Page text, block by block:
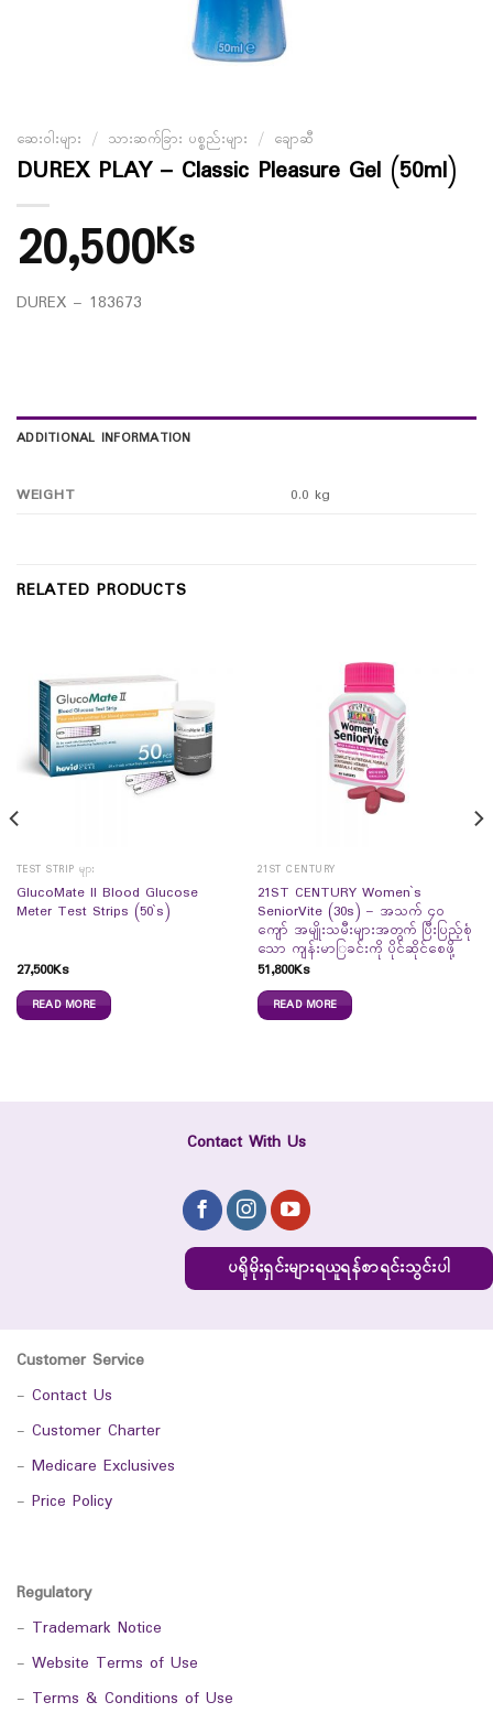
ဆေးဝါးများ / သားဆက်ခြား ပစ္စည်းများ / ချောဆီ
DUREX PLAY – Classic Pleasure Gel (50ml)
20,500Ks
DUREX – 183673
ADDITIONAL INFORMATION
WEIGHT 0.0 kg
RELATED PRODUCTS
TEST STRIP များ
GlucoMate II Blood Glucose
Meter Test Strips (50`s)
27,500Ks
READ MORE
21ST CENTURY
21ST CENTURY Women`s
SeniorVite (30s) – အသက် ၄၀
ကျော် အမျိုးသမီးများအတွက် ပြီးပြည့်စုံ
သော ကျန်းမာြခင်းကို ပိုင်ဆိုင်စေဖို့
51,800Ks
READ MORE
Contact With Us
ပရိုမိုးရှင်းများရယူရန်စာရင်းသွင်းပါ
Customer Service
- Contact Us
- Customer Charter
- Medicare Exclusives
- Price Policy
Regulatory
- Trademark Notice
- Website Terms of Use
- Terms & Conditions of Use